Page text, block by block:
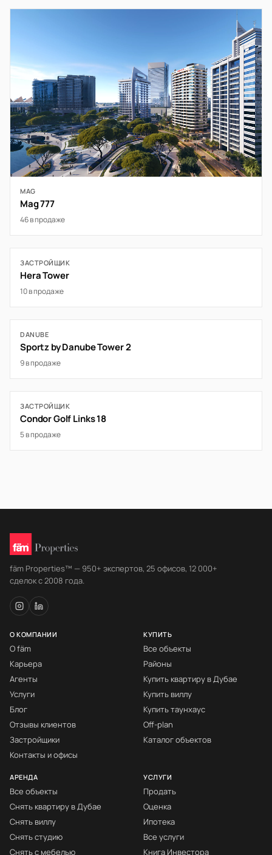
MAG
Mag 777
46 в продаже
ЗАСТРОЙЩИК
Hera Tower
10 в продаже
DANUBE
Sportz by Danube Tower 2
9 в продаже
ЗАСТРОЙЩИК
Condor Golf Links 18
5 в продаже
fäm Properties™ — 950+ экспертов, 25 офисов, 12 000+
сделок с 2008 года.
О КОМПАНИИ
О fäm
Карьера
Агенты
Услуги
Блог
Отзывы клиентов
Застройщики
Контакты и офисы
КУПИТЬ
Все объекты
Районы
Купить квартиру в Дубае
Купить виллу
Купить таунхаус
Off-plan
Каталог объектов
АРЕНДА
Все объекты
Снять квартиру в Дубае
Снять виллу
Снять студию
Снять с мебелью
УСЛУГИ
Продать
Оценка
Ипотека
Все услуги
Книга Инвестора